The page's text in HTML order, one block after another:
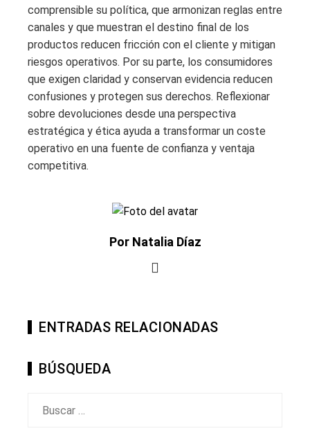
comprensible su política, que armonizan reglas entre
canales y que muestran el destino final de los
productos reducen fricción con el cliente y mitigan
riesgos operativos. Por su parte, los consumidores
que exigen claridad y conservan evidencia reducen
confusiones y protegen sus derechos. Reflexionar
sobre devoluciones desde una perspectiva
estratégica y ética ayuda a transformar un coste
operativo en una fuente de confianza y ventaja
competitiva.
Por Natalia Díaz
ENTRADAS RELACIONADAS
BÚSQUEDA